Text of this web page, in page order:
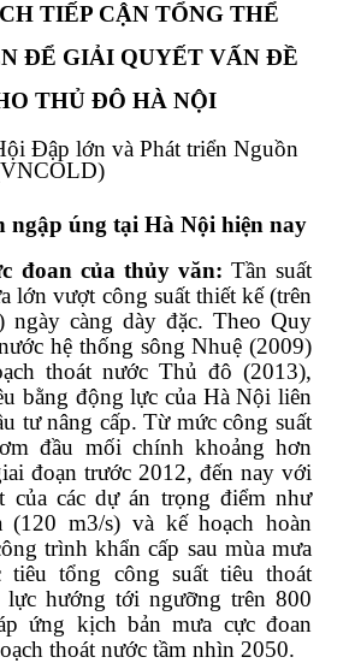
TIẾP CẬN TỔNG THỂ
ĐỂ GIẢI QUYẾT VẤN ĐỀ
THỦ ĐÔ HÀ NỘI
Đập lớn và Phát triển Nguồn
ngập úng tại Hà Nội hiện nay
đoan của thủy văn: Tần suất
lớn vượt công suất thiết kế (trên
ngày càng dày đặc. Theo Quy
hệ thống sông Nhuệ (2009)
thoát nước Thủ đô (2013),
bằng động lực của Hà Nội liên
tư nâng cấp. Từ mức công suất
đầu mối chính khoảng hơn
đoạn trước 2012, đến nay với
của các dự án trọng điểm như
(120 m3/s) và kế hoạch hoàn
trình khẩn cấp sau mùa mưa
tiêu tổng công suất tiêu thoát
lực hướng tới ngưỡng trên 800
ứng kịch bản mưa cực đoan
thoát nước tầm nhìn 2050.